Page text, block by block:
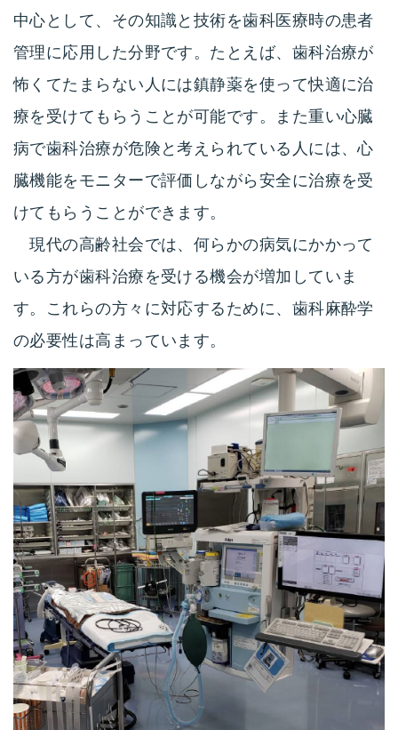
中心として、その知識と技術を歯科医療時の患者
管理に応用した分野です。たとえば、歯科治療が
怖くてたまらない人には鎮静薬を使って快適に治
療を受けてもらうことが可能です。また重い心臓
病で歯科治療が危険と考えられている人には、心
臓機能をモニターで評価しながら安全に治療を受
けてもらうことができます。
現代の高齢社会では、何らかの病気にかかって
いる方が歯科治療を受ける機会が増加していま
す。これらの方々に対応するために、歯科麻酔学
の必要性は高まっています。